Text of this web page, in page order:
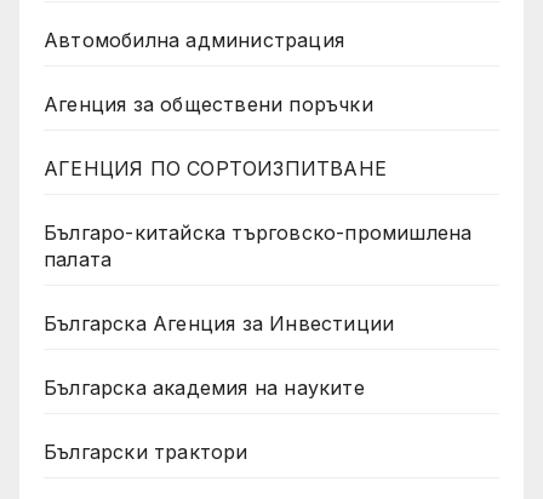
Автомобилна администрация
Агенция за обществени поръчки
АГЕНЦИЯ ПО СОРТОИЗПИТВАНЕ
Българо-китайска търговско-промишлена
палата
Българска Агенция за Инвестиции
Българска академия на науките
Български трактори